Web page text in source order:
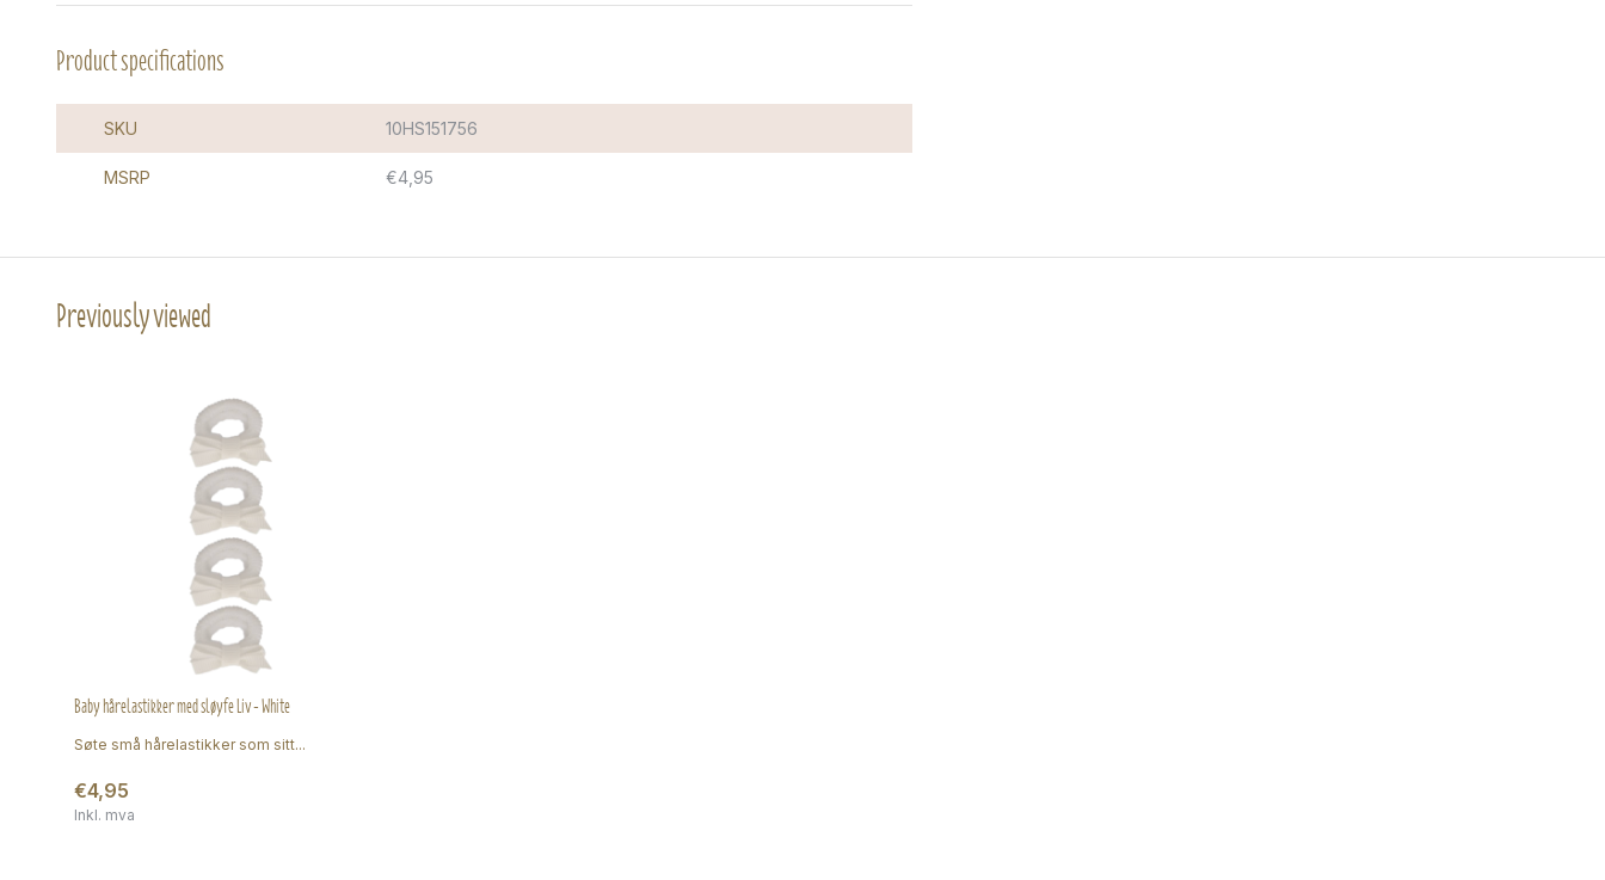
Product specifications
SKU 10HS151756
MSRP €4,95
Previously viewed
Baby hårelastikker med sløyfe Liv - White
Søte små hårelastikker som sitt...
€4,95
Inkl. mva